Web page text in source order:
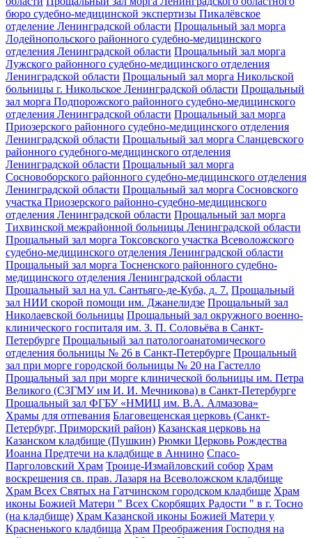
бюро судебно-медицинской экспертизы Пикалёвское
отделение Ленинградской области Прощальный зал морга
Лодейнопольского районного судебно-медицинского
отделения Ленинградской области Прощальный зал морга
Лужского районного судебно-медицинского отделения
Ленинградской области Прощальный зал морга Никольской
больницы г. Никольское Ленинградской области Прощальный
зал морга Подпорожского районного судебно-медицинского
отделения Ленинградской области Прощальный зал морга
Приозерского районного судебно-медицинского отделения
Ленинградской области Прощальный зал морга Сланцевского
районного судебного-медицинского отделения
Ленинградской области Прощальный зал морга
Сосновоборского районного судебно-медицинского отделения
Ленинградской области Прощальный зал морга Сосновского
участка Приозерского районно-судебно-медицинского
отделения Ленинградской области Прощальный зал морга
Тихвинской межрайонной больницы Ленинградской области
Прощальный зал морга Токсовского участка Всеволожского
судебно-медицинского отделения Ленинградской области
Прощальный зал морга Тосненского районного судебно-
медицинского отделения Ленинградской области
Прощальный зал на ул. Сантьяго-де-Куба, д. 7. Прощальный
зал НИИ скорой помощи им. Джанелидзе Прощальный зал
Николаевской больницы Прощальный зал окружного военно-
клинического госпиталя им. З. П. Соловьёва в Санкт-
Петербурге Прощальный зал патологоанатомического
отделения больницы № 26 в Санкт-Петербурге Прощальный
зал при морге городской больницы № 20 на Гастелло
Прощальный зал при морге клинической больницы им. Петра
Великого (СЗГМУ им И. И. Мечникова) в Санкт-Петербурге
Прощальный зал ФГБУ «НМИЦ им. В.А. Алмазова»
Храмы для отпевания Благовещенская церковь (Санкт-
Петербург, Приморский район) Казанская церковь на
Казанском кладбище (Пушкин) Рюмки Церковь Рождества
Иоанна Предтечи на кладбище в Аннино Спасо-
Парголовский Храм Троице-Измайловский собор Храм
воскрешения св. прав. Лазаря на Всеволожском кладбище
Храм Всех Святых на Гатчинском городском кладбище Храм
иконы Божией Матери " Всех Скорбящих Радости " в г. Тосно
(на кладбище) Храм Казанской иконы Божией Матери у
Красненького кладбища Храм Преображения Господня на